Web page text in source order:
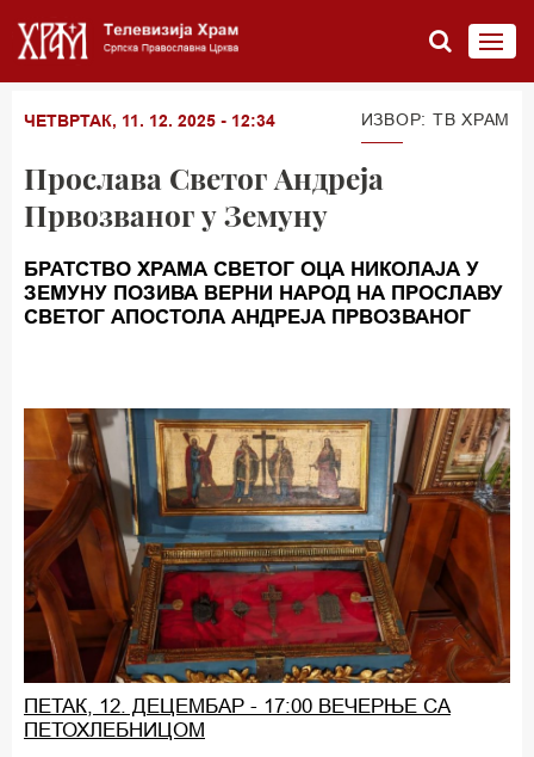
ЧЕТВРТАК, 11. 12. 2025 - 12:34 ИЗВОР: TВ ХРАМ
Прослава Светог Андреја
Првозваног у Земуну
БРАТСТВО ХРАМА СВЕТОГ ОЦА НИКОЛАЈА У
ЗЕМУНУ ПОЗИВА ВЕРНИ НАРОД НА ПРОСЛАВУ
СВЕТОГ АПОСТОЛА АНДРЕЈА ПРВОЗВАНОГ
ПЕТАК, 12. ДЕЦЕМБАР - 17:00 ВЕЧЕРЊЕ СА
ПЕТОХЛЕБНИЦОМ